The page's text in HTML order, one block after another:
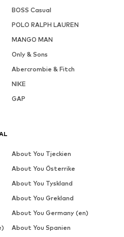
BOSS Casual
POLO RALPH LAUREN
MANGO MAN
Only & Sons
Abercrombie & Fitch
NIKE
GAP
About You Tjeckien
About You Österrike
About You Tyskland
About You Grekland
About You Germany (en)
About You Spanien